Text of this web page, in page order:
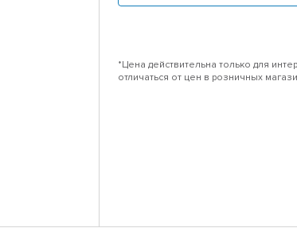
*Цена действительна только для
отличаться от цен в розничных